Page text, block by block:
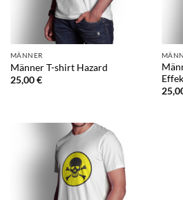
MÄNNER
Männer T-shirt Hazard
25,00€